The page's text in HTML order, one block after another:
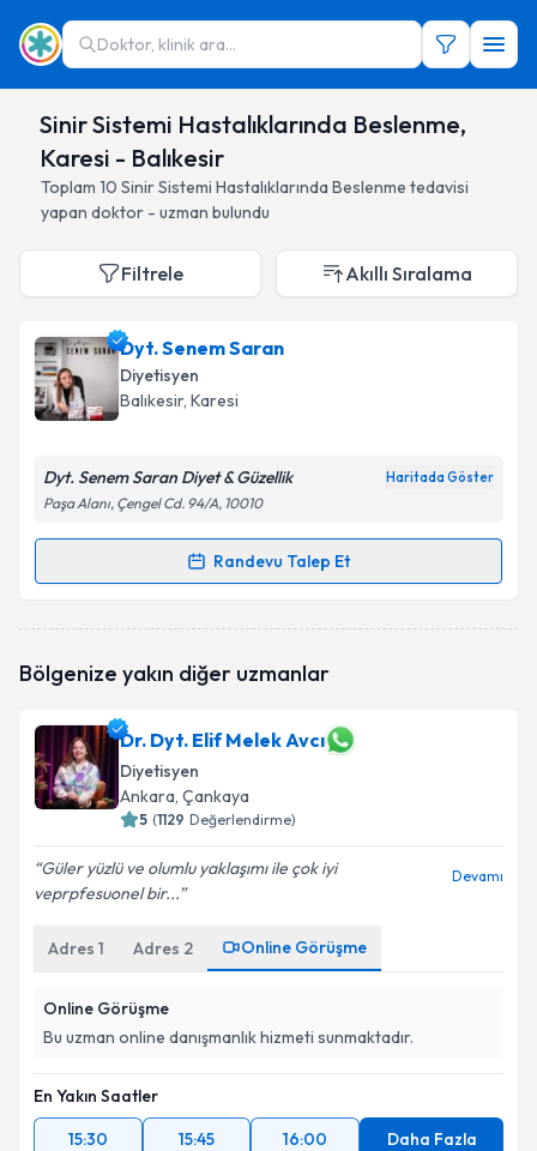
Doktor, klinik ara...
Sinir Sistemi Hastalıklarında Beslenme,
Karesi - Balıkesir
Toplam 10 Sinir Sistemi Hastalıklarında Beslenme tedavisi
yapan doktor - uzman bulundu
Filtrele Akıllı Sıralama
Dyt. Senem Saran
Diyetisyen
Balıkesir, Karesi
Dyt. Senem Saran Diyet & Güzellik Haritada Göster
Paşa Alanı, Çengel Cd. 94/A, 10010
Randevu Talep Et
Randevu Takvimi Talebi
oluşturun. Size bu uzmandan randevu almanız için bir
E-posta Adresiniz
Kişisel verilerimin işlenmesine ilişkin
Aydınlatma
Metni'ni okudum ve kişisel verilerimin belirtilen
Bölgenize yakın diğer uzmanlar
Dr. Dyt. Elif Melek Avcı
Diyetisyen
Ankara, Çankaya
5 (1129 Değerlendirme)
Güler yüzlü ve olumlu yaklaşımı ile çok iyi
veprpfesuonel bir...
Devamı
Adres 1 Adres 2 Online Görüşme
Online Görüşme
Bu uzman online danışmanlık hizmeti sunmaktadır.
En Yakın Saatler
15:30
15:45 16:00 Daha Fazla